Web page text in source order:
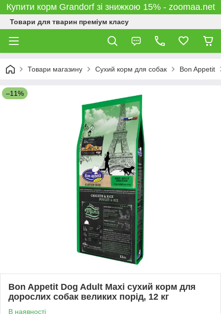
Купити корм Grandorf зі знижкою 15% - zoomaa.net
Товари для тварин преміум класу
Товари магазину Сухий корм для собак Bon Appetit
–11%
Bon Appetit Dog Adult Махі сухий корм для
дорослих собак великих порід, 12 кг
В наявності